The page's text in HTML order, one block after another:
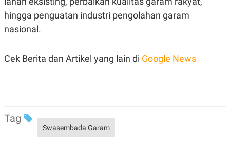
hingga penguatan industri pengolahan garam
nasional.
Cek Berita dan Artikel yang lain di Google News
Tag
Swasembada Garam